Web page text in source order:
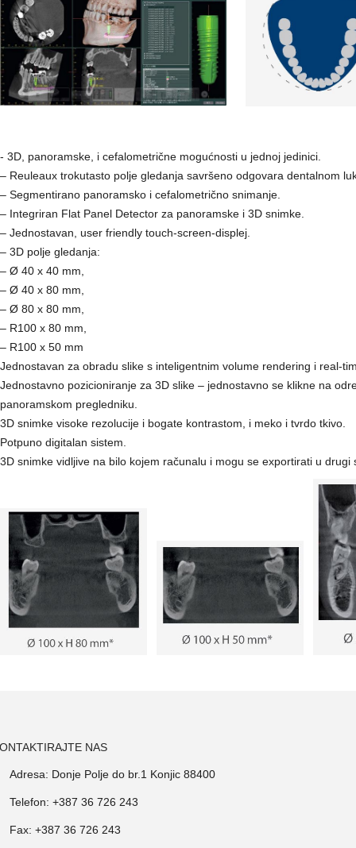
- 3D, panoramske, i cefalometrične mogućnosti u jednoj jedinici.
– Reuleaux trokutasto polje gledanja savršeno odgovara dentalnom
– Segmentirano panoramsko i cefalometrično snimanje.
– Integriran Flat Panel Detector za panoramske i 3D snimke.
– Jednostavan, user friendly touch-screen-displej.
– 3D polje gledanja:
– Ø 40 x 40 mm,
– Ø 40 x 80 mm,
– Ø 80 x 80 mm,
– R100 x 80 mm,
– R100 x 50 mm
Jednostavan za obradu slike s inteligentnim volume rendering i real-
Jednostavno pozicioniranje za 3D slike – jednostavno se klikne na
panoramskom pregledniku.
3D snimke visoke rezolucije i bogate kontrastom, i meko i tvrdo tkivo.
Potpuno digitalan sistem.
3D snimke vidljive na bilo kojem računalu i mogu se exportirati u drugi
NAS
Adresa: Donje Polje do br.1 Konjic 88400
Telefon: +387 36 726 243
Fax: +387 36 726 243